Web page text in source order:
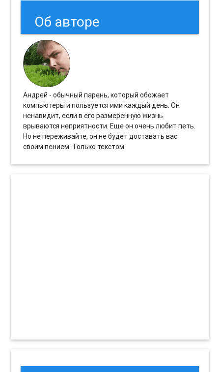
Об авторе
Андрей - обычный парень, который обожает
компьютеры и пользуется ими каждый день. Он
ненавидит, если в его размеренную жизнь
врываются неприятности. Еще он очень любит петь.
Но не переживайте, он не будет доставать вас
своим пением. Только текстом.